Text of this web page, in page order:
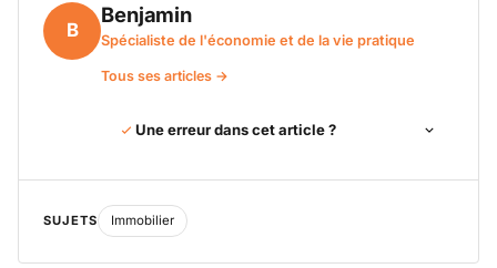
B
Benjamin
Spécialiste de l'économie et de la vie pratique
Tous ses articles →
Une erreur dans cet article ?
SUJETS Immobilier